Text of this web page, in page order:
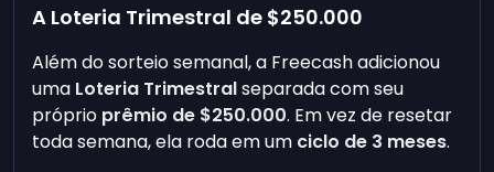
A Loteria Trimestral de $250.000
Além do sorteio semanal, a Freecash adicionou
uma Loteria Trimestralseparada com seu
próprio prêmio de $250.000. Em vez de resetar
toda semana, ela roda em um ciclo de 3 meses.